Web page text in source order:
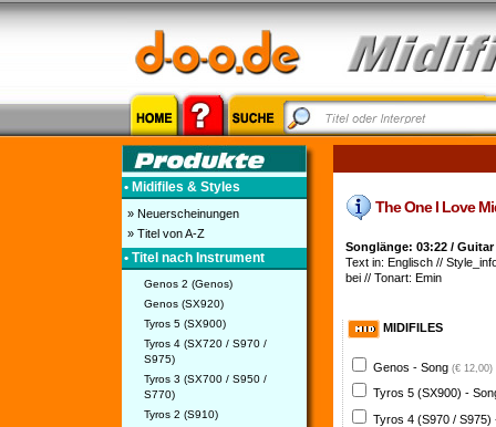
• Midifiles & Styles
» Neuerscheinungen
» Titel von A-Z
• Titel nach Instrument
Genos 2 (Genos)
Genos (SX920)
Tyros 5 (SX900)
Tyros 4 (SX720 / S970 /
S975)
Tyros 3 (SX700 / S950 /
S770)
Tyros 2 (S910)
The One I Love
Songlänge: 03:22 / Guitar
Text in: Englisch //
bei // Tonart: Emin
MIDIFILES
Genos - Song (€ 12,00)
Tyros 5 (SX900) -
Tyros 4 (S970 /